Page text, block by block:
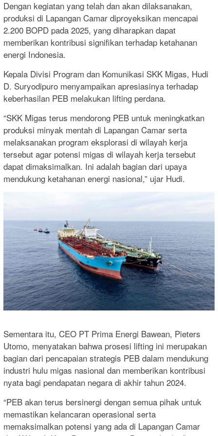
Dengan kegiatan yang telah dan akan dilaksanakan,
produksi di Lapangan Camar diproyeksikan mencapai
2.200 BOPD pada 2025, yang diharapkan dapat
memberikan kontribusi signifikan terhadap ketahanan
energi Indonesia.
Kepala Divisi Program dan Komunikasi SKK Migas, Hudi
D. Suryodipuro menyampaikan apresiasinya terhadap
keberhasilan PEB melakukan lifting perdana.
“SKK Migas terus mendorong PEB untuk meningkatkan
produksi minyak mentah di Lapangan Camar serta
melaksanakan program eksplorasi di wilayah kerja
tersebut agar potensi migas di wilayah kerja tersebut
dapat dimaksimalkan. Ini adalah bagian dari upaya
mendukung ketahanan energi nasional,” ujar Hudi.
Sementara itu, CEO PT Prima Energi Bawean, Pieters
Utomo, menyatakan bahwa prosesi lifting ini merupakan
bagian dari pencapaian strategis PEB dalam mendukung
industri hulu migas nasional dan memberikan kontribusi
nyata bagi pendapatan negara di akhir tahun 2024.
“PEB akan terus bersinergi dengan semua pihak untuk
memastikan kelancaran operasional serta
memaksimalkan potensi yang ada di Lapangan Camar